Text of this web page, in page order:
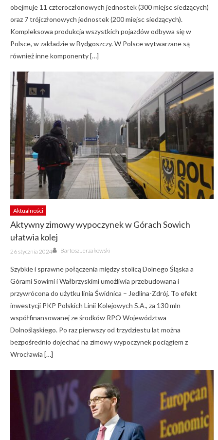
obejmuje 11 czteroczłonowych jednostek (300 miejsc siedzących)
oraz 7 trójczłonowych jednostek (200 miejsc siedzących).
Kompleksowa produkcja wszystkich pojazdów odbywa się w
Polsce, w zakładzie w Bydgoszczy. W Polsce wytwarzane są
również inne komponenty […]
Aktualności
Aktywny zimowy wypoczynek w Górach Sowich
ułatwia kolej
Posted
on
26 stycznia 2024 Author
Bartosz Jerzakowski
Szybkie i sprawne połączenia między stolicą Dolnego Śląska a
Górami Sowimi i Wałbrzyskimi umożliwia przebudowana i
przywrócona do użytku linia Świdnica – Jedlina-Zdrój. To efekt
inwestycji PKP Polskich Linii Kolejowych S.A., za 130 mln
współfinansowanej ze środków RPO Województwa
Dolnośląskiego. Po raz pierwszy od trzydziestu lat można
bezpośrednio dojechać na zimowy wypoczynek pociągiem z
Wrocławia […]